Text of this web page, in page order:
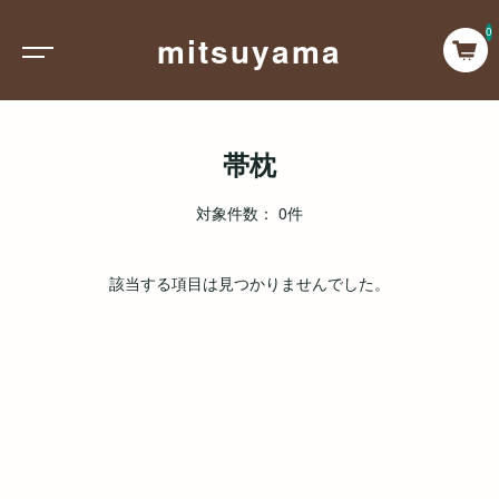
mitsuyama 0
帯枕
対象件数： 0件
該当する項目は見つかりませんでした。